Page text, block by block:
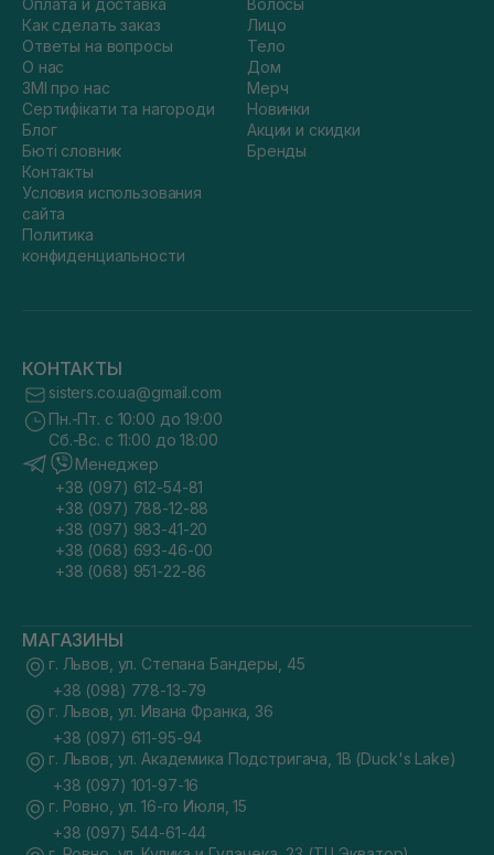
Оплата и доставка
Как сделать заказ
Ответы на вопросы
О нас
ЗМІ про нас
Сертифікати та нагороди
Блог
Бюті словник
Контакты
Условия использования
сайта
Политика
конфиденциальности
Волосы
Лицо
Тело
Дом
Мерч
Новинки
Акции и скидки
Бренды
КОНТАКТЫ
sisters.co.ua@gmail.com
Пн.-Пт. с 10:00 до 19:00
Сб.-Вс. с 11:00 до 18:00
Менеджер
+38 (097) 612-54-81
+38 (097) 788-12-88
+38 (097) 983-41-20
+38 (068) 693-46-00
+38 (068) 951-22-86
МАГАЗИНЫ
г. Львов, ул. Степана Бандеры, 45
+38 (098) 778-13-79
г. Львов, ул. Ивана Франка, 36
+38 (097) 611-95-94
г. Львов, ул. Академика Подстригача, 1В (Duck's Lake)
+38 (097) 101-97-16
г. Ровно, ул. 16-го Июля, 15
+38 (097) 544-61-44